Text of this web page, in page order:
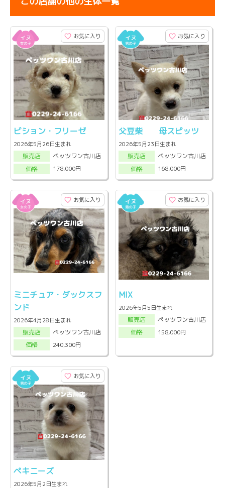
お気に入り
ビション・フリーゼ
2026年5月26日生まれ
販売店
ペッツワン古川店
価格
178,000円
お気に入り
父豆柴 母スピッツ
2026年5月23日生まれ
販売店
ペッツワン古川店
価格
168,000円
お気に入り
ミニチュア・ダックスフ
ンド
2026年4月28日生まれ
販売店
ペッツワン古川店
価格
240,300円
お気に入り
MIX
2026年5月5日生まれ
販売店
ペッツワン古川店
価格
158,000円
お気に入り
ペキニーズ
2026年5月2日生まれ